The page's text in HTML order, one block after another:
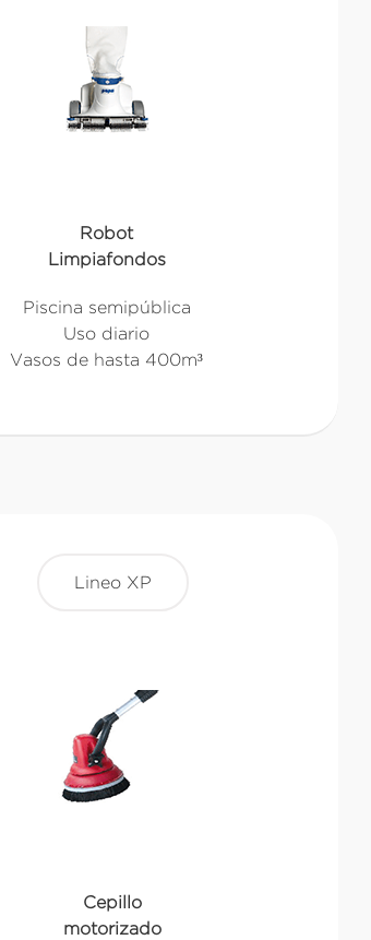
Robot
Limpiafondos
Piscina semipública
Uso diario
Vasos de hasta 400m³
Lineo XP
Cepillo
motorizado